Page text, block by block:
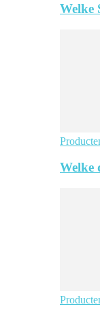
Welke
Welke